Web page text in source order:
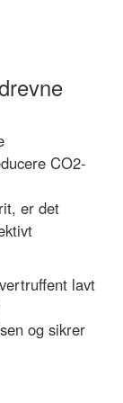
CO2-
er det
lavt
og sikrer